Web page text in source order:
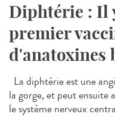
Diphtérie : Il
premier
d'anatoxines
La diphtérie est une
la gorge, et peut ensuite
le système nerveux